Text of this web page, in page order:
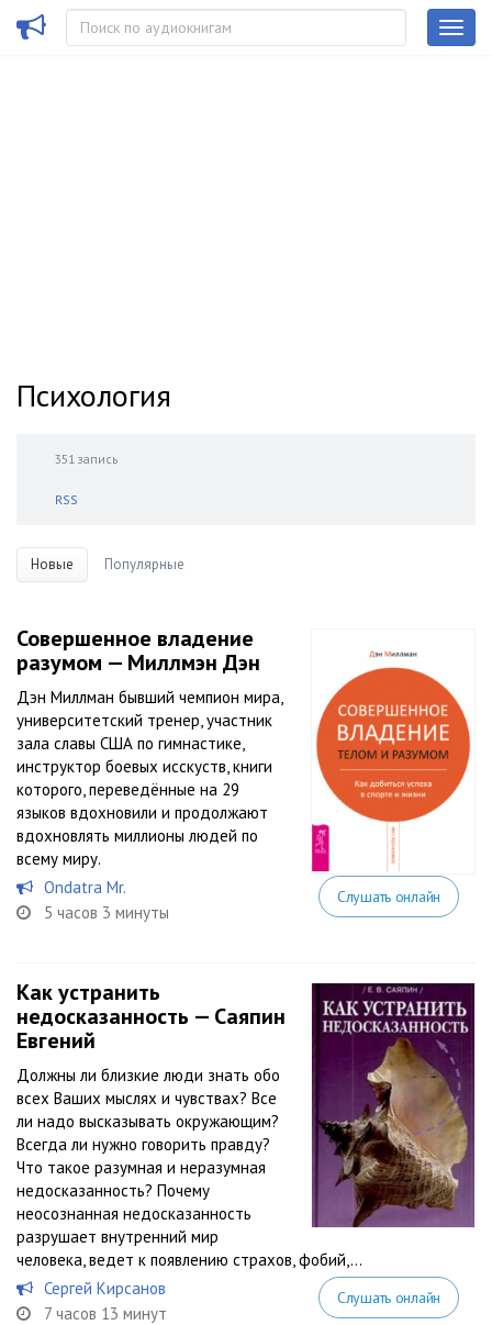
Психология
351 запись
RSS
Новые Популярные
Совершенное владение
разумом — Миллмэн Дэн
Дэн Миллман бывший чемпион мира,
университетский тренер, участник
зала славы США по гимнастике,
инструктор боевых исскуств, книги
которого, переведённые на 29
языков вдохновили и продолжают
вдохновлять миллионы людей по
всему миру.
Ondatra Mr.
5 часов 3 минуты
Слушать онлайн
Как устранить
недосказанность — Саяпин
Евгений
Должны ли близкие люди знать обо
всех Ваших мыслях и чувствах? Все
ли надо высказывать окружающим?
Всегда ли нужно говорить правду?
Что такое разумная и неразумная
недосказанность? Почему
неосознанная недосказанность
разрушает внутренний мир
человека, ведет к появлению страхов, фобий,...
Сергей Кирсанов
7 часов 13 минут
Слушать онлайн